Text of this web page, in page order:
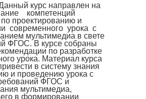
курс направлен на
компетенций
по проектированию и
современного урока с
мультимедиа в свете
ФГОС. В курсе собраны
по разработке
урока. Материал курса
в систему знания
и проведению урока с
ФГОС и
мультимедиа,
в формировании